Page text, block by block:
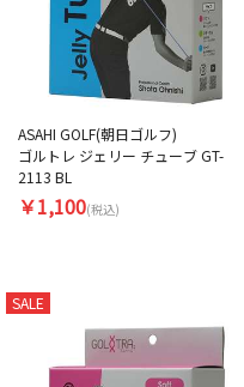
ASAHI GOLF(朝日ゴルフ)
ゴルトレ ジェリー チューブ GT-
2113 BL
￥1,100(税込)
SALE